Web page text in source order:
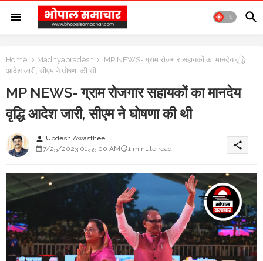
Home Madhyapradesh
MP NEWS- ग्राम रोजगार सहायकों का मानदेय वृद्धि
आदेश जारी, सीएम ने घोषणा की थी
MP NEWS- ग्राम रोजगार सहायकों का मानदेय
वृद्धि आदेश जारी, सीएम ने घोषणा की थी
person Updesh Awasthee
7/25/2023 01:55:00 AM
1 minute read share